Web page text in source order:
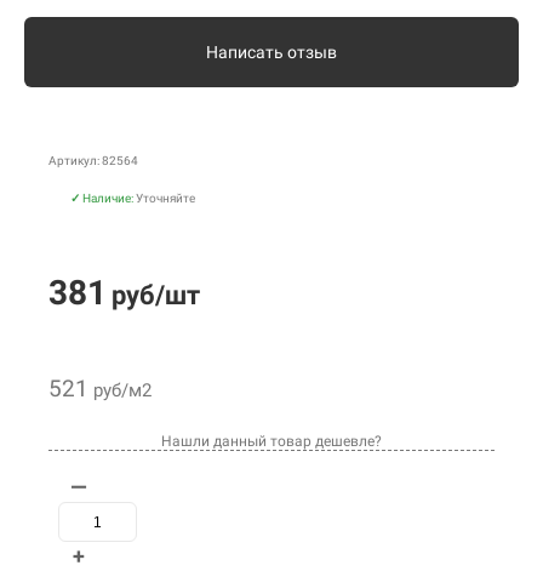
Написать отзыв
Артикул: 82564
✓ Наличие:Уточняйте
381 руб/шт
521 руб/м2
Нашли данный товар дешевле?
—
+